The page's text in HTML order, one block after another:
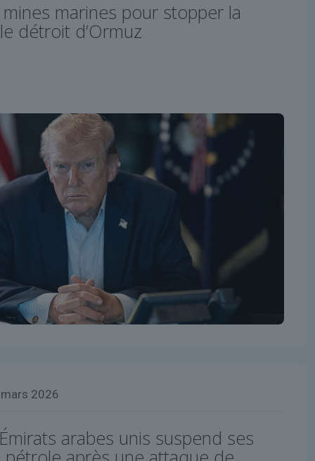
mines marines pour stopper la
détroit d’Ormuz
2026
arabes unis suspend ses